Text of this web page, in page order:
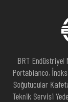
BRT
Portabianco,
Soğutucular
Teknik Servisi